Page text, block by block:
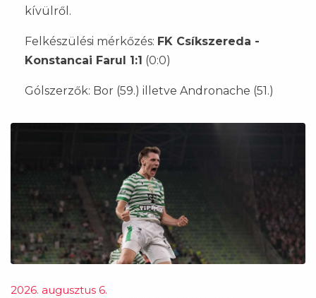
kívülről.
Felkészülési mérkőzés: FK Csíkszereda -
Konstancai Farul 1:1 (0:0)
Gólszerzők: Bor (59.) illetve Andronache (51.)
2026. augusztus 6.